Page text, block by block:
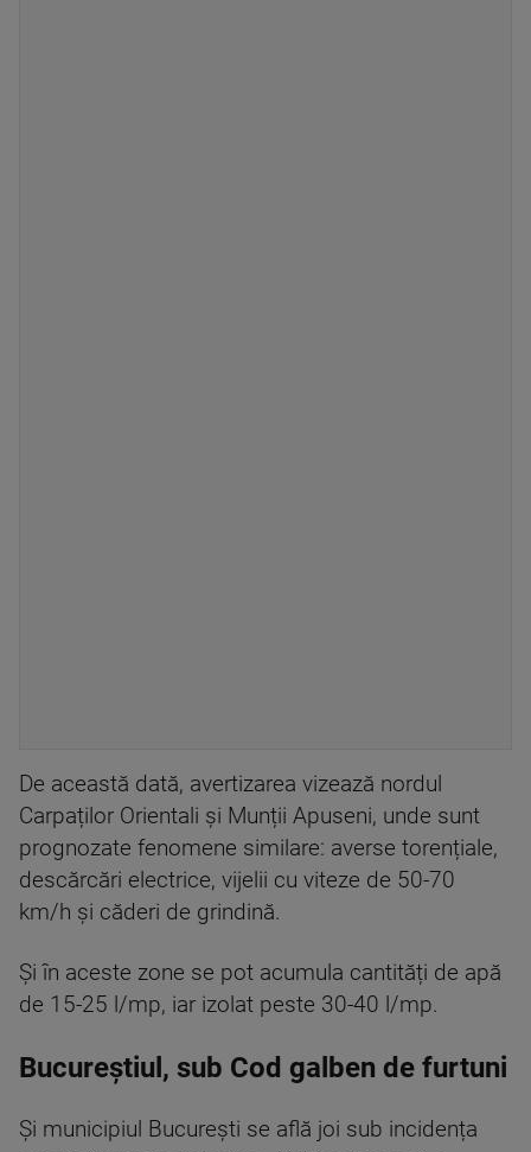
De această dată, avertizarea vizează nordul
Carpaților Orientali și Munții Apuseni, unde sunt
prognozate fenomene similare: averse torențiale,
descărcări electrice, vijelii cu viteze de 50-70
km/h și căderi de grindină.
Și în aceste zone se pot acumula cantități de apă
de 15-25 l/mp, iar izolat peste 30-40 l/mp.
Bucureștiul, sub Cod galben de furtuni
Și municipiul București se află joi sub incidența